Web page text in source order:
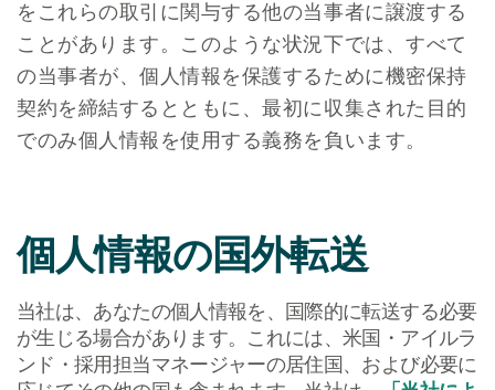
をこれらの取引に関与する他の当事者に譲渡する
ことがあります。このような状況下では、すべて
の当事者が、個人情報を保護するために機密保持
契約を締結するとともに、最初に収集された目的
でのみ個人情報を使用する義務を負います。
個人情報の国外転送
当社は、あなたの個人情報を、国際的に転送する必要
が生じる場合があります。これには、米国・アイルラ
ンド・採用担当マネージャーの居住国、および必要に